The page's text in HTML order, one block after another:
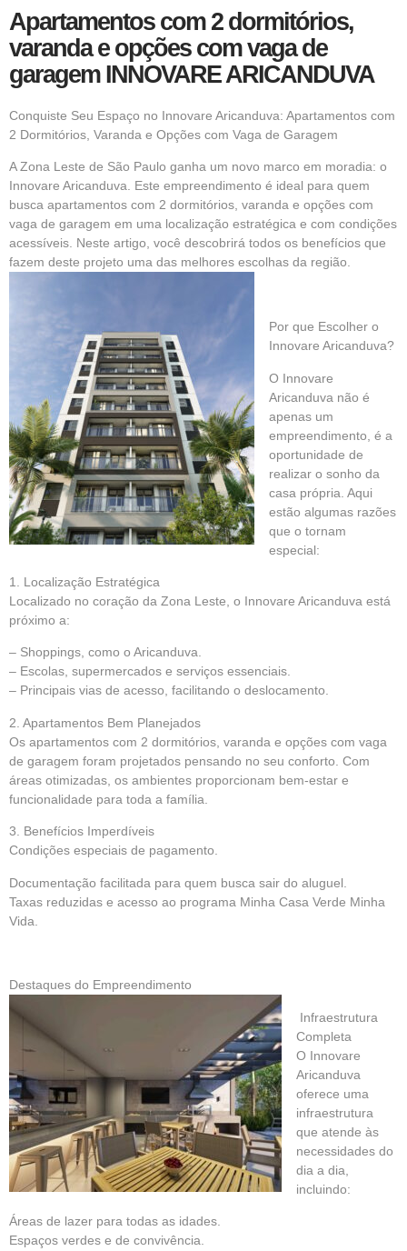
Apartamentos com 2 dormitórios,
varanda e opções com vaga de
garagem INNOVARE ARICANDUVA
Conquiste Seu Espaço no Innovare Aricanduva: Apartamentos com
2 Dormitórios, Varanda e Opções com Vaga de Garagem
A Zona Leste de São Paulo ganha um novo marco em moradia: o
Innovare Aricanduva. Este empreendimento é ideal para quem
busca apartamentos com 2 dormitórios, varanda e opções com
vaga de garagem em uma localização estratégica e com condições
acessíveis. Neste artigo, você descobrirá todos os benefícios que
fazem deste projeto uma das melhores escolhas da região.
Por que Escolher o
Innovare Aricanduva?
O Innovare
Aricanduva não é
apenas um
empreendimento, é a
oportunidade de
realizar o sonho da
casa própria. Aqui
estão algumas razões
que o tornam
especial:
1. Localização Estratégica
Localizado no coração da Zona Leste, o Innovare Aricanduva está
próximo a:
– Shoppings, como o Aricanduva.
– Escolas, supermercados e serviços essenciais.
– Principais vias de acesso, facilitando o deslocamento.
2. Apartamentos Bem Planejados
Os apartamentos com 2 dormitórios, varanda e opções com vaga
de garagem foram projetados pensando no seu conforto. Com
áreas otimizadas, os ambientes proporcionam bem-estar e
funcionalidade para toda a família.
3. Benefícios Imperdíveis
Condições especiais de pagamento.
Documentação facilitada para quem busca sair do aluguel.
Taxas reduzidas e acesso ao programa Minha Casa Verde Minha
Vida.
Destaques do Empreendimento
Infraestrutura
Completa
O Innovare
Aricanduva
oferece uma
infraestrutura
que atende às
necessidades do
dia a dia,
incluindo:
Áreas de lazer para todas as idades.
Espaços verdes e de convivência.